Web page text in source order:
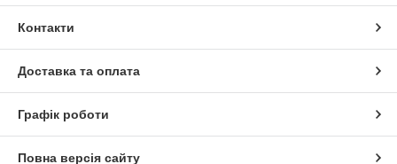
Контакти
Доставка та оплата
Графік роботи
Повна версія сайту